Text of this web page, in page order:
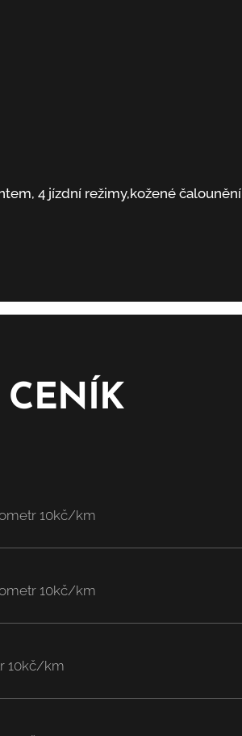
4 jízdní režimy,kožené čalounění
CENÍK
10kč/km
10kč/km
10kč/km